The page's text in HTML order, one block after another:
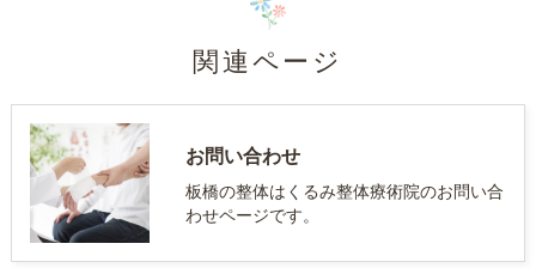
関連ページ
お問い合わせ
板橋の整体はくるみ整体療術院のお問い合
わせページです。